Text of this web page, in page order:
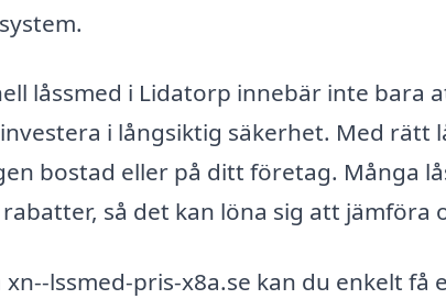
låssmed i Lidatorp innebär inte bara
i långsiktig säkerhet. Med rätt
bostad eller på ditt företag. Många
så det kan löna sig att jämföra
lssmed-pris-x8a.se kan du enkelt få